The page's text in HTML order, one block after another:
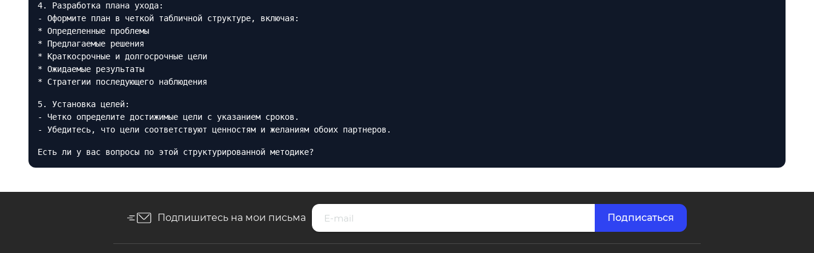
4. Разработка плана ухода:
- Оформите план в четкой табличной структуре, включая:
* Определенные проблемы
* Предлагаемые решения
* Краткосрочные и долгосрочные цели
* Ожидаемые результаты
* Стратегии последующего наблюдения
5. Установка целей:
- Четко определите достижимые цели с указанием сроков.
- Убедитесь, что цели соответствуют ценностям и желаниям обоих партнеров.
Есть ли у вас вопросы по этой структурированной методике?
Подпишитесь на мои письма